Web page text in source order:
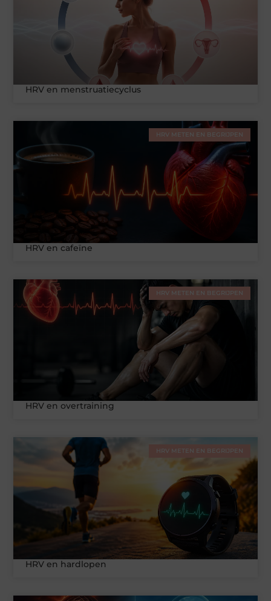
HRV en menstruatiecyclus
HRV METEN EN BEGRIJPEN
HRV en cafeïne
HRV METEN EN BEGRIJPEN
HRV en overtraining
HRV METEN EN BEGRIJPEN
HRV en hardlopen